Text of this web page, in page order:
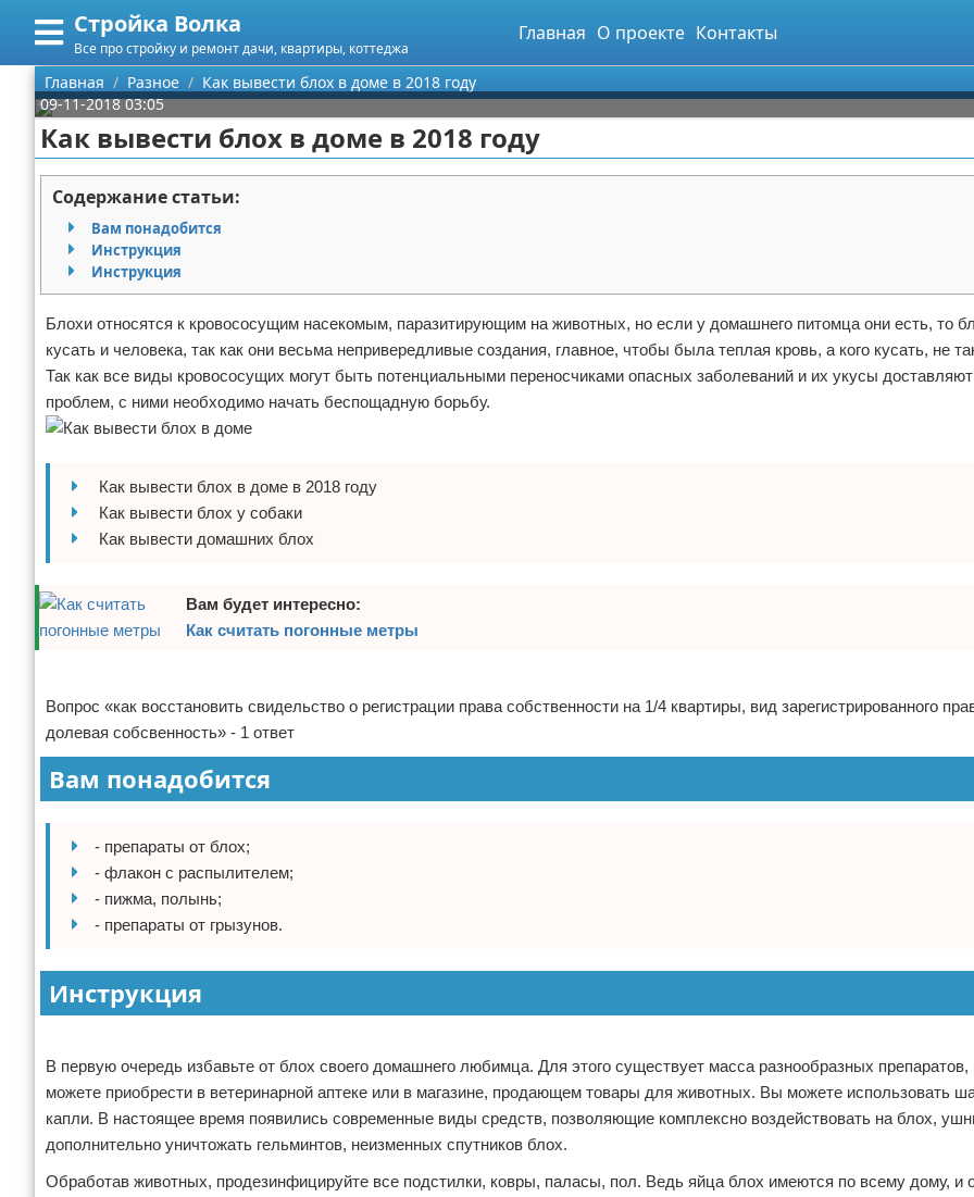
Стройка Волка
Все про стройку и ремонт дачи, квартиры, коттеджа
Главная О проекте Контакты
Меню
Главная
Категории
Строительство
Мебель
Интерьер и дизайн
Дизайн дачи
Дизайн квартиры
Кухня
Посуда
Ремонт
Ремонт дачи
Ремонт квартиры
Инструменты
Ванная
Домашний быт
Коммунальные услуги
Сантехника
Стройматериалы
Разное
Поиск
О проекте
Контакты
Сотрудничество
Размещение рекламы
Для правообладателей
Условия предоставления информации
Отказ от ответственности
Главная Разное
Как вывести блох в доме в 2018 году
09-11-2018 03:05
Как вывести блох в доме в 2018 году
Содержание статьи:
Вам понадобится
Инструкция
Инструкция
Блохи относятся к кровососущим насекомым, паразитирующим на животных, но если у домашнего питомца они есть, то
кусать и человека, так как они весьма непривередливые создания, главное, чтобы была теплая кровь, а кого кусать, не
Так как все виды кровососущих могут быть потенциальными переносчиками опасных заболеваний и их укусы
проблем, с ними необходимо начать беспощадную борьбу.
Как вывести блох в доме в 2018 году
Как вывести блох у собаки
Как вывести домашних блох
Вам будет интересно:
Как считать погонные метры
Вопрос «как восстановить свидельство о регистрации права собственности на 1/4 квартиры, вид зарегистрированного
долевая собсвенность» - 1 ответ
Вам понадобится
- препараты от блох;
- флакон с распылителем;
- пижма, полынь;
- препараты от грызунов.
Инструкция
В первую очередь избавьте от блох своего домашнего любимца. Для этого существует масса разнообразных
можете приобрести в ветеринарной аптеке или в магазине, продающем товары для животных. Вы можете использовать
капли. В настоящее время появились современные виды средств, позволяющие комплексно воздействовать на блох,
дополнительно уничтожать гельминтов, неизменных спутников блох.
Обработав животных, продезинфицируйте все подстилки, ковры, паласы, пол. Ведь яйца блох имеются по всему дому, и